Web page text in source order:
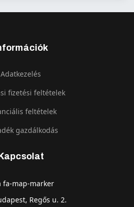
Adatkezelés
fizetési feltételek
feltételek
gazdálkodás
Kapcsolat
fa-map-marker
Regős u. 2.